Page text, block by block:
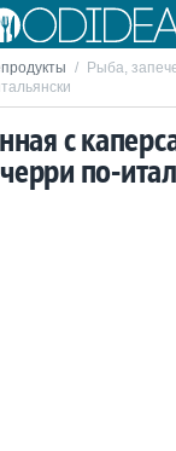
/
Рыба,
с
по-